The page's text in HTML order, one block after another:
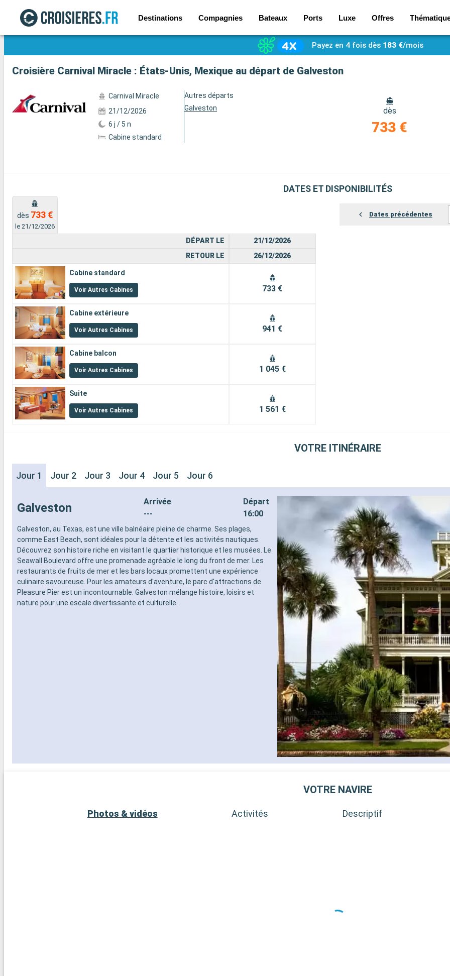
Destinations Compagnies Bateaux Ports Luxe Offres
Voir les 81 autres photos
Payez en 4 fois dès 183 €/mois
Croisière Carnival Miracle : États-Unis, Mexique au départ de Galveston
Carnival Miracle
21/12/2026
6 j / 5 n
Cabine standard
Autres départs
Galveston
dès
733 €
DATES ET DISPONIBILITÉS
dès 733 €
le 21/12/2026
Dates précédentes
DÉPART LE
RETOUR LE
Cabine standard
Voir Autres Cabines
Cabine extérieure
Voir Autres Cabines
Cabine balcon
Voir Autres Cabines
Suite
Voir Autres Cabines
21/12/2026
26/12/2026
733 €
941 €
1 045 €
1 561 €
VOTRE ITINÉRAIRE
Jour 1 Jour 2 Jour 3 Jour 4 Jour 5 Jour 6
Galveston
Arrivée
---
Départ
16:00
Galveston, au Texas, est une ville balnéaire pleine de charme. Ses plages,
comme East Beach, sont idéales pour la détente et les activités nautiques.
Découvrez son histoire riche en visitant le quartier historique et les musées. Le
Seawall Boulevard offre une promenade agréable le long du front de mer. Les
restaurants de fruits de mer et les bars locaux promettent une expérience
culinaire savoureuse. Pour les amateurs d'aventure, le parc d'attractions de
Pleasure Pier est un incontournable. Galveston mélange histoire, loisirs et
nature pour une escale divertissante et culturelle.
VOTRE NAVIRE
Photos & vidéos Activités Descriptif